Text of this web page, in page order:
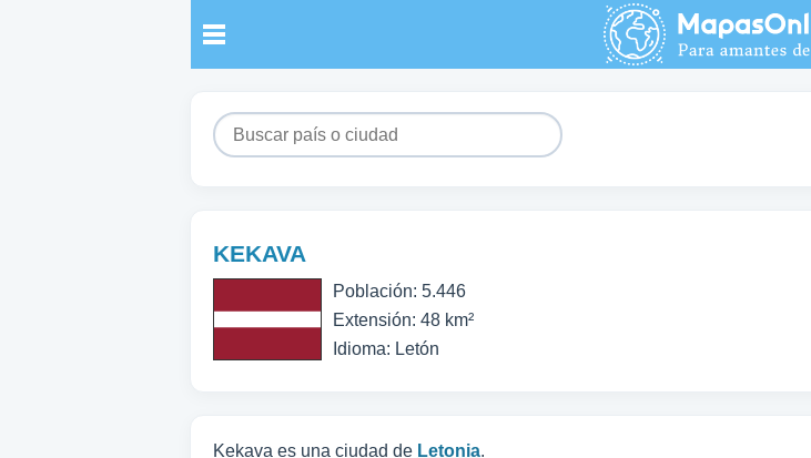
KEKAVA
Población: 5.446
Extensión: 48 km²
Idioma: Letón
Kekava es una ciudad de Letonia.